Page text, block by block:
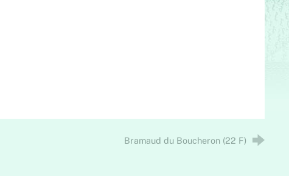
Bramaud du Boucheron (22 F)